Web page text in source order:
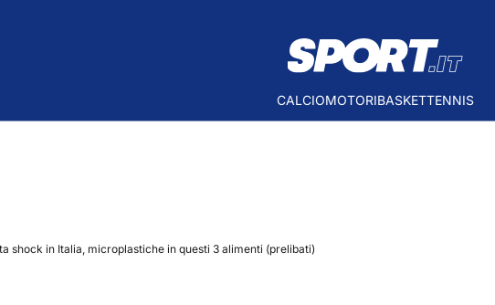
CALCIOMOTORIBASKETTENNIS
shock in Italia, microplastiche in questi 3 alimenti (prelibati)